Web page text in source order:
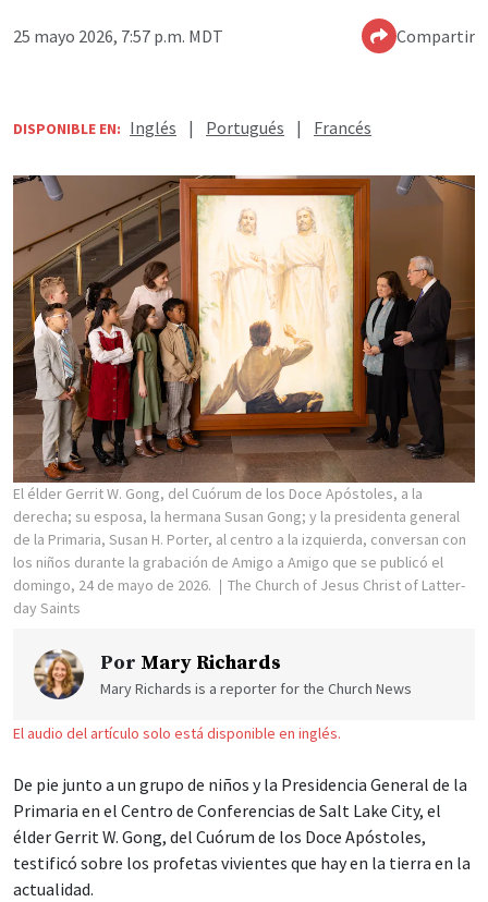
25 mayo 2026, 7:57 p.m. MDT Compartir
DISPONIBLE EN: Inglés | Portugués | Francés
El élder Gerrit W. Gong, del Cuórum de los Doce Apóstoles, a la
derecha; su esposa, la hermana Susan Gong; y la presidenta general
de la Primaria, Susan H. Porter, al centro a la izquierda, conversan con
los niños durante la grabación de Amigo a Amigo que se publicó el
domingo, 24 de mayo de 2026.
The Church of Jesus Christ of Latter-
day Saints
Por Mary Richards
Mary Richards is a reporter for the Church News
El audio del artículo solo está disponible en inglés.
De pie junto a un grupo de niños y la Presidencia General de la
Primaria en el Centro de Conferencias de Salt Lake City, el
élder Gerrit W. Gong, del Cuórum de los Doce Apóstoles,
testificó sobre los profetas vivientes que hay en la tierra en la
actualidad.